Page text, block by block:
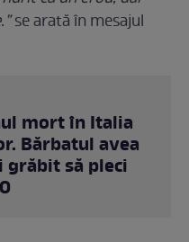
se arată în mesajul
mort în Italia
Bărbatul avea
grăbit să pleci